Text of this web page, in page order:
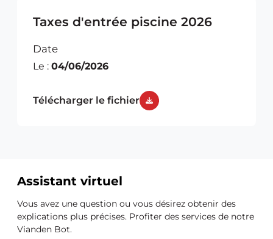
Taxes d'entrée piscine 2026
Date
Le : 04/06/2026
Télécharger le fichier
Ressources
supplémentaires
Assistant virtuel
Vous avez une question ou vous désirez obtenir des
explications plus précises. Profiter des services de notre
Vianden Bot.